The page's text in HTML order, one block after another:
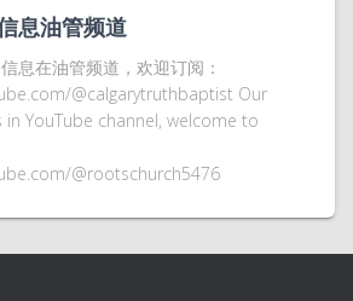
息油管频道
息在油管频道，欢迎订阅：
@calgarytruthbaptist Our
in YouTube channel, welcome to
@rootschurch5476